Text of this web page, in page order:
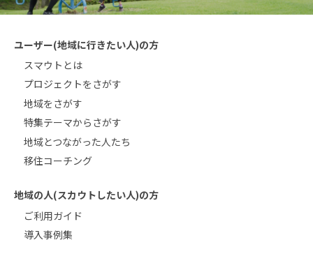
ユーザー(地域に行きたい人)の方
スマウトとは
プロジェクトをさがす
地域をさがす
特集テーマからさがす
地域とつながった人たち
移住コーチング
地域の人(スカウトしたい人)の方
ご利用ガイド
導入事例集